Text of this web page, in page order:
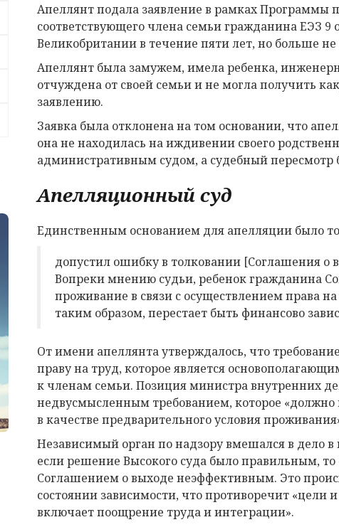
Апеллянт подала заявление в рамках Программы
соответствующего члена семьи гражданина ЕЭЗ 9
Великобритании в течение пяти лет, но больше
Апеллянт была замужем, имела ребенка,
отчуждена от своей семьи и не могла получить
заявлению.
Заявка была отклонена на том основании, что
она не находилась на иждивении своего
административным судом, а судебный
Апелляционный суд
Единственным основанием для апелляции было
допустил ошибку в толковании [Соглашения о
Вопреки мнению судьи, ребенок гражданина
проживание в связи с осуществлением права на
таким образом, перестает быть финансово
От имени апеллянта утверждалось, что
праву на труд, которое является
к членам семьи. Позиция министра внутренних
недвусмысленным требованием, которое «должно
в качестве предварительного условия
Независимый орган по надзору вмешался в дело
если решение Высокого суда было правильным, то
Соглашением о выходе неэффективным. Это
состоянии зависимости, что противоречит «цели
включает поощрение труда и интеграции».